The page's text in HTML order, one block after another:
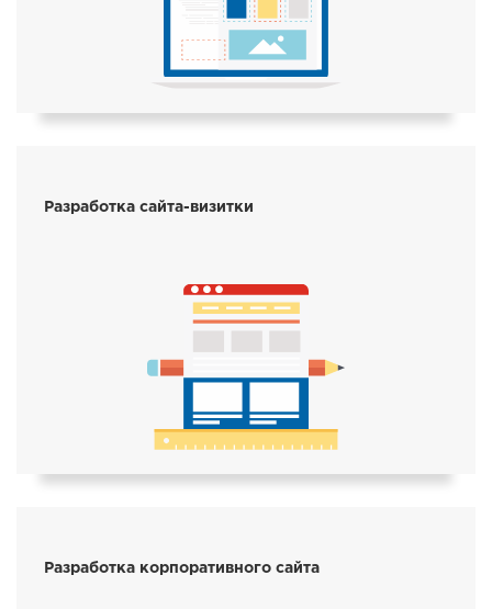
Разработка сайта-визитки
Разработка корпоративного сайта